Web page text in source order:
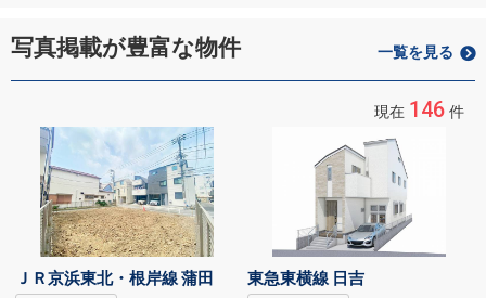
写真掲載が豊富な物件 一覧を見る
現在 146 件
ＪＲ京浜東北・根岸線 蒲田 東急東横線 日吉